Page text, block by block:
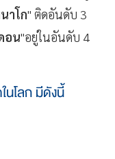
าโก" ติดอันดับ 3
อน"อยู่ในอันดับ 4
นโลก มีดังนี้